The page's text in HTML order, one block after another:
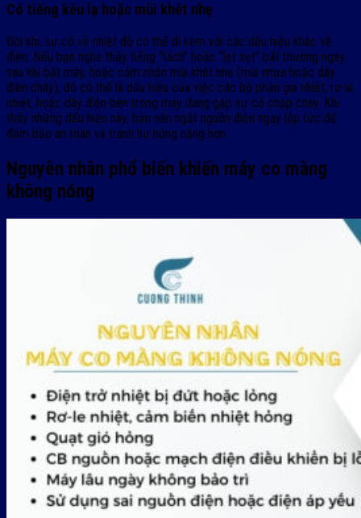
Có tiếng kêu lạ hoặc mùi khét nhẹ
Đôi khi, sự cố về nhiệt độ có thể đi kèm với các dấu hiệu khác về
điện. Nếu bạn nghe thấy tiếng “tách” hoặc “lẹt xẹt” bất thường ngay
sau khi bật máy, hoặc cảm nhận mùi khét nhẹ (mùi nhựa hoặc dây
điện cháy), đó có thể là dấu hiệu của việc các bộ phận gia nhiệt, rơ-le
nhiệt, hoặc dây điện bên trong máy đang gặp sự cố chập cháy. Khi
thấy những dấu hiệu này, bạn nên ngắt nguồn điện ngay lập tức để
đảm bảo an toàn và tránh hư hỏng nặng hơn.
Nguyên nhân phổ biến khiến máy co màng
không nóng